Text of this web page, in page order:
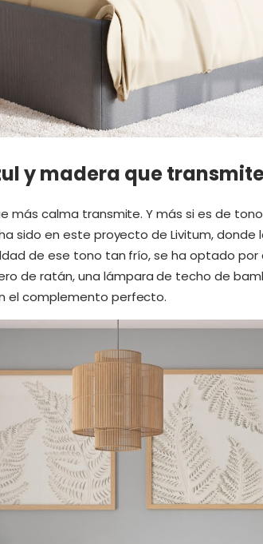
y madera que
más calma transmite. Y más si es de
sido en este proyecto de Livitum,
de ese tono tan frío, se ha optado
de ratán, una lámpara de techo de
el complemento perfecto.